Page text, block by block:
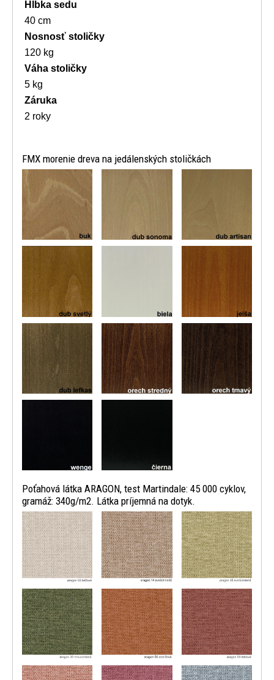
Hĺbka sedu
40 cm
Nosnosť stoličky
120 kg
Váha stoličky
5 kg
Záruka
2 roky
FMX morenie dreva na jedálenských stoličkách
Poťahová látka ARAGON, test Martindale: 45 000 cyklov,
gramáž: 340g/m2. Látka príjemná na dotyk.